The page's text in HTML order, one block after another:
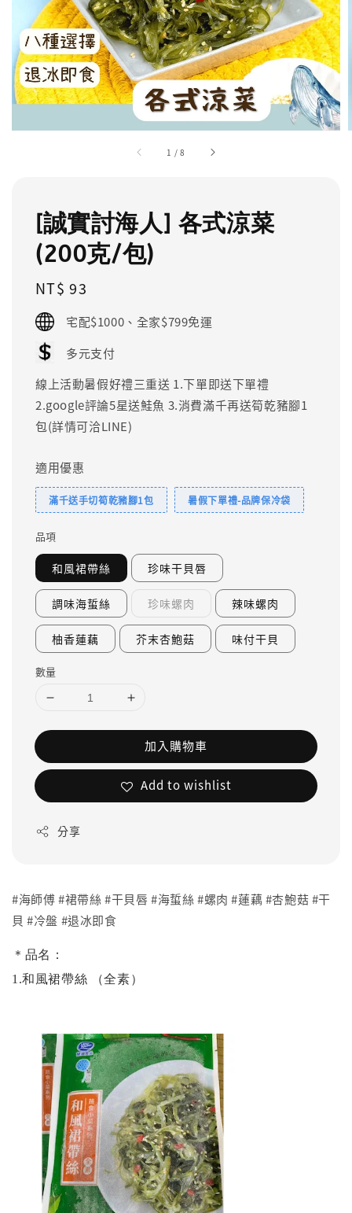
1 /8
[誠實討海人] 各式涼菜
(200克/包)
Regular
price
NT$ 93
宅配$1000、全家$799免運
多元支付
線上活動暑假好禮三重送 1.下單即送下單禮
2.google評論5星送鮭魚 3.消費滿千再送筍乾豬腳1
包(詳情可洽LINE)
適用優惠
滿千送手切筍乾豬腳1包 暑假下單禮-品牌保冷袋
品項
和風裙帶絲 珍味干貝唇
調味海蜇絲 珍味螺肉 辣味螺肉
柚香蓮藕 芥末杏鮑菇 味付干貝
數量
加入購物車
Add to wishlist
分享
#海師傅 #裙帶絲 #干貝唇 #海蜇絲 #螺肉 #蓮藕 #杏鮑菇 #干
貝 #冷盤 #退冰即食
＊品名：
1.和風裙帶絲 （全素）